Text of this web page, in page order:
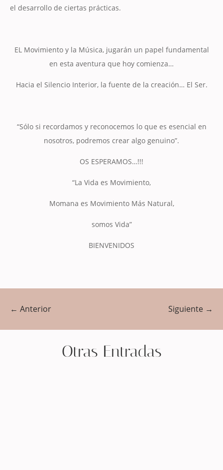
el desarrollo de ciertas prácticas.
EL Movimiento y la Música, jugarán un papel fundamental
en esta aventura que hoy comienza…
Hacia el Silencio Interior, la fuente de la creación… El Ser.
“Sólo si recordamos y reconocemos lo que es esencial en
nosotros, podremos crear algo genuino”.
OS ESPERAMOS…!!!
“La Vida es Movimiento,
Momana es Movimiento Más Natural,
somos Vida”
BIENVENIDOS
← Anterior Siguiente →
Otras Entradas